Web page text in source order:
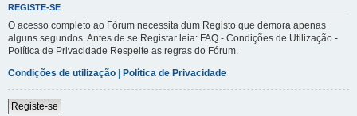
REGISTE-SE
O acesso completo ao Fórum necessita dum Registo que demora apenas
alguns segundos. Antes de se Registar leia: FAQ - Condições de Utilização -
Política de Privacidade Respeite as regras do Fórum.
Condições de utilização | Política de Privacidade
Registe-se